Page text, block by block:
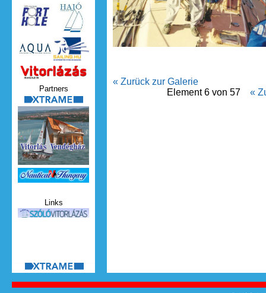
« Zurück zur Galerie
Element 6 von 57
«
Vitorlazas_magazin.jpg
Partners
xtrame.png
Nauticat.jpg
Links
szolo_vitorlazas.jpg